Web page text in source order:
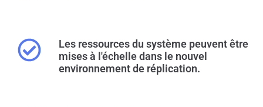
Les ressources du système peuvent être
mises à l'échelle dans le nouvel
environnement de réplication.